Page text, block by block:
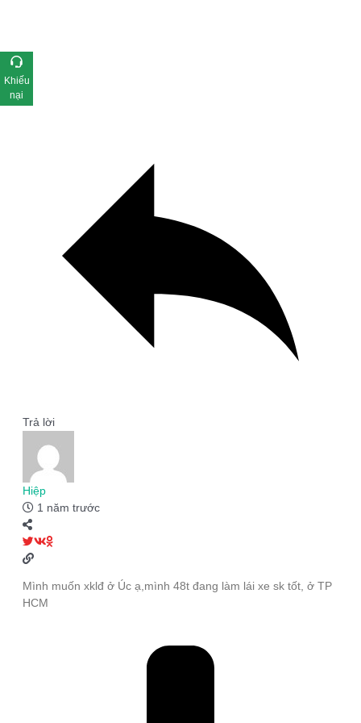
Trả lời
Hiệp
1 năm trước
Mình muốn xklđ ở Úc ạ,mình 48t đang làm lái xe sk tốt, ở TP
HCM
Khiếu
nại